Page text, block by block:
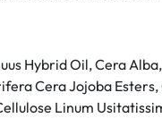
Hybrid Oil, Cera Alba,
Cera Jojoba Esters,
Linum